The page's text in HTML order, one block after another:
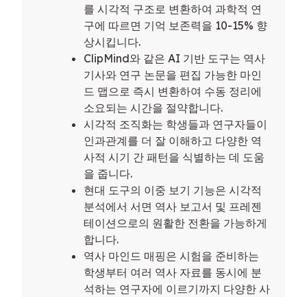
를 시각적 구조로 변환하여 과학적 연
구에 따르면 기억 보존력을 10-15% 향
상시킵니다.
ClipMind와 같은 AI 기반 도구는 역사
기사와 연구 논문을 편집 가능한 마인
드 맵으로 즉시 변환하여 수동 정리에
소요되는 시간을 절약합니다.
시각적 조직화는 학생들과 연구자들이
인과관계를 더 잘 이해하고 다양한 역
사적 시기 간 패턴을 식별하는 데 도움
을 줍니다.
현대 도구의 이중 보기 기능은 시각적
분석에서 서면 역사 보고서 및 프레젠
테이션으로의 원활한 전환을 가능하게
합니다.
역사 마인드 매핑은 시험을 준비하는
학생부터 여러 역사 자료를 동시에 분
석하는 연구자에 이르기까지 다양한 사